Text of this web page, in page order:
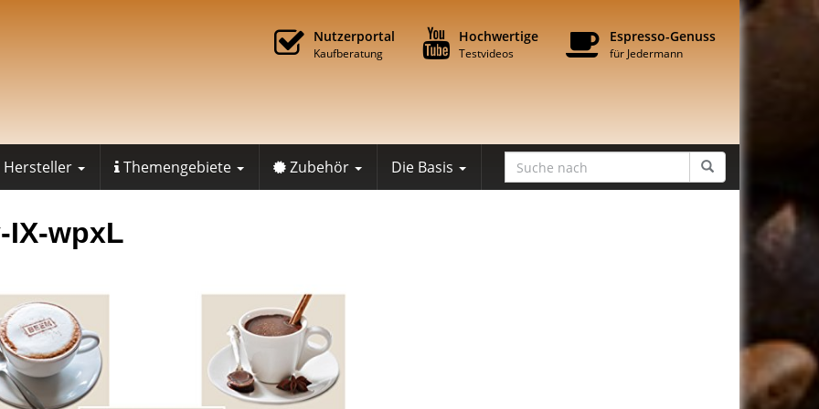
Nutzerportal
Kaufberatung
Hochwertige
Testvideos
Espresso-Genuss
für Jedermann
Hersteller Themengebiete Zubehör Die Basis
IX-wpxL